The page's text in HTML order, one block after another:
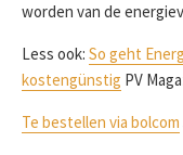
worden van de
Less ook: So geht
kostengünstig PV
Te bestellen via bolcom